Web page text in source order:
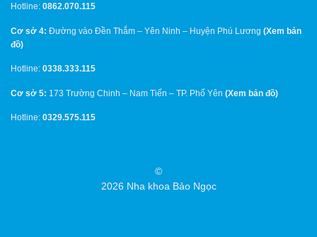
Hotline: 0862.070.115
Cơ sở 4: Đường vào Đền Thắm – Yên Ninh – Huyện Phú Lương (Xem bản
đồ)
Hotline: 0338.333.115
Cơ sở 5: 173 Trường Chinh – Nam Tiến – TP. Phổ Yên (Xem bản đồ)
Hotline: 0329.575.115
©
2026 Nha khoa Bảo Ngọc